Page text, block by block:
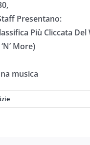
Presentano:
Più Cliccata Del
More)
musica